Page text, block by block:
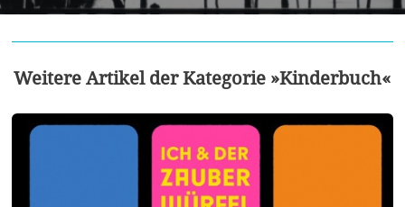
Weitere Artikel der Kategorie »Kinderbuch«